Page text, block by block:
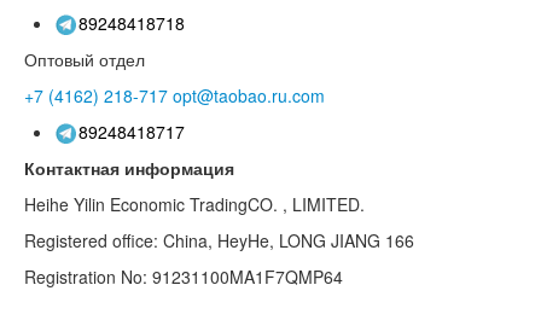
89248418718
Оптовый отдел
+7 (4162) 218-717 opt@taobao.ru.com
89248418717
Контактная информация
Heihe Yilin Economic TradingCO. , LIMITED.
Registered office: China, HeyHe, LONG JIANG 166
Registration No: 91231100MA1F7QMP64